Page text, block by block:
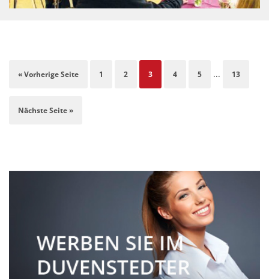
« Vorherige Seite 1 2 3 4 5 ... 13
Nächste Seite »